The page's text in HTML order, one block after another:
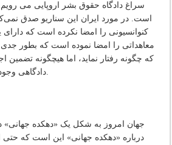
سراغ دادگاه حقوق بشر اروپایی می رویم
است. در مورد ایران این سناریو صدق
کنوانسیونی را امضا نکرده است که دارای
معاهداتی را امضا نموده است که بطور جدی
که چگونه رفتار نماید، اما هیچگونه تضمین
دادگاهی وجود ندارد که مجبورشان کند.
جهان امروز به شکل یک «دهکده
درباره «دهکده جهانی» این است که